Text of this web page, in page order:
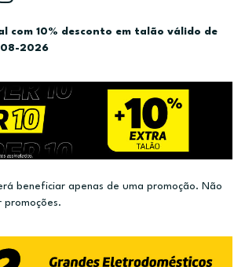
com 10% desconto em talão válido de
08-2026
beneficiar apenas de uma promoção. Não
promoções.